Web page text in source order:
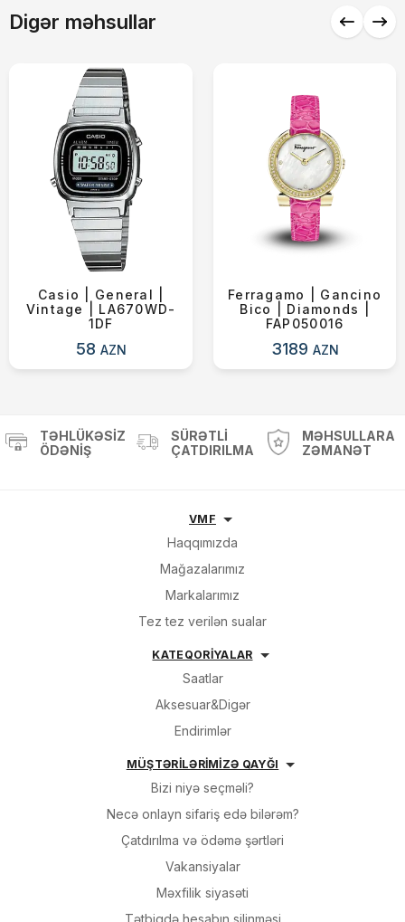
Digər məhsullar
Casio | General |
Vintage | LA670WD-
1DF
58 AZN
Ferragamo | Gancino
Bico | Diamonds |
FAP050016
3189 AZN
TƏHLÜKƏSIZ
ÖDƏNIŞ
SÜRƏTLI
ÇATDIRILMA
MƏHSULLARA
ZƏMANƏT
VMF
Haqqımızda
Mağazalarımız
Markalarımız
Tez tez verilən sualar
KATEQORİYALAR
Saatlar
Aksesuar&Digər
Endirimlər
MÜŞTƏRİLƏRİMİZƏ QAYĞI
Bizi niyə seçməli?
Necə onlayn sifariş edə bilərəm?
Çatdırılma və ödəmə şərtləri
Vakansiyalar
Məxfilik siyasəti
Tətbiqdə hesabın silinməsi